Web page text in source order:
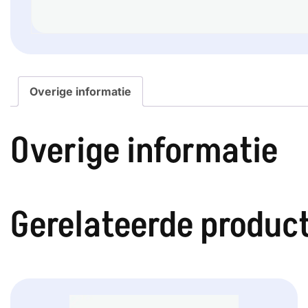
Overige informatie
Overige informatie
Gerelateerde